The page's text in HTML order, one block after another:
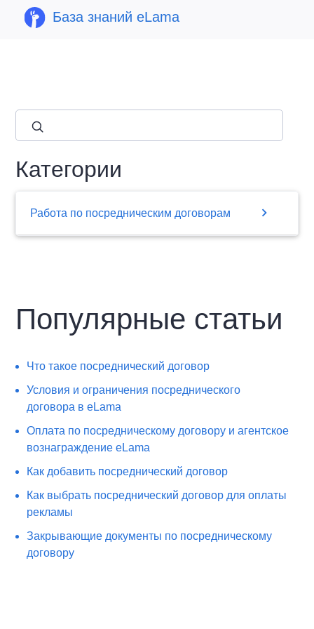
База знаний eLama
Категории
Работа по посредническим договорам chevron_right
Популярные статьи
Что такое посреднический договор
Условия и ограничения посреднического
договора в eLama
Оплата по посредническому договору и агентское
вознаграждение eLama
Как добавить посреднический договор
Как выбрать посреднический договор для оплаты
рекламы
Закрывающие документы по посредническому
договору